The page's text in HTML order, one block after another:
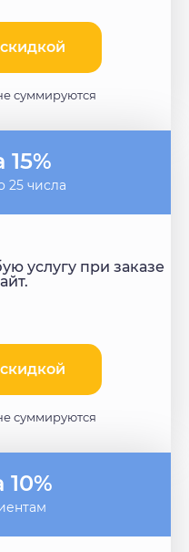
суммируются
25 числа
услугу при заказе
суммируются